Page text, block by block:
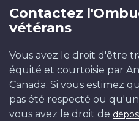
Contactez
vétérans
Vous avez le droit d'être
équité et courtoisie par
Canada. Si vous estimez
pas été respecté ou
vous avez le droit de